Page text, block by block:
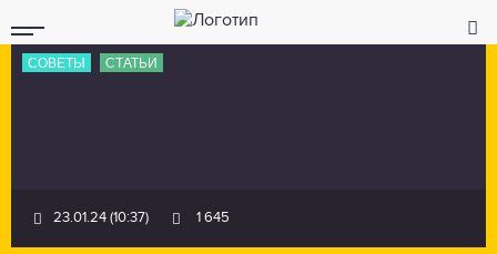
СОВЕТЫ СТАТЬИ
23.01.24 (10:37) 1 645